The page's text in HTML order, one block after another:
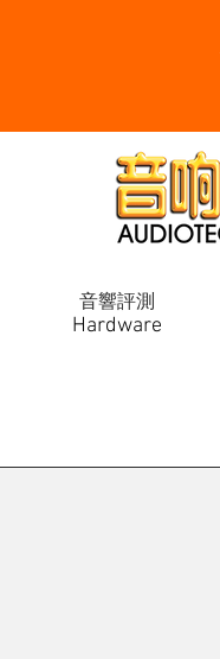
音響評測
Hardware